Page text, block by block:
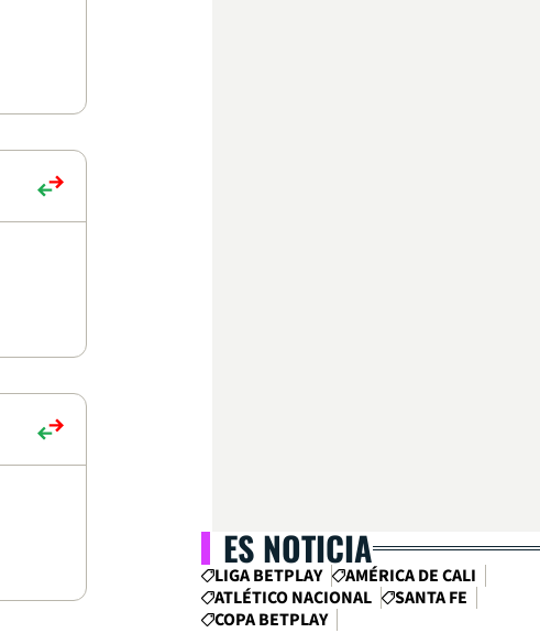
ES NOTICIA
LIGA BETPLAY
AMÉRICA DE CALI
ATLÉTICO NACIONAL
SANTA FE
COPA BETPLAY